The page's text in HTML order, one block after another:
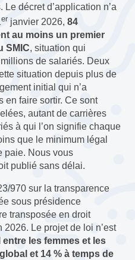
décret d’application n’a
er janvier 2026,84
au moins un premier
SMIC, situation qui
de salariés. Deux
situation depuis plus de
initial qui n’a
en faire sortir. Ce sont
autant de carrières
à qui l’on signifie chaque
que le minimum légal
paie. Nous vous
publié sans délai.
970 sur la transparence
sous présidence
transposée en droit
Le projet de loi n’est
entre les femmes et les
et 14 % à temps de